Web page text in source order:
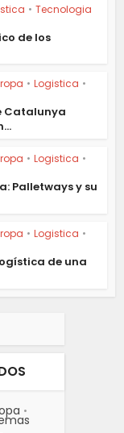
• Tecnologia
de los
• Logistica •
Catalunya
• Logistica •
Palletways y su
• Logistica •
de una
•